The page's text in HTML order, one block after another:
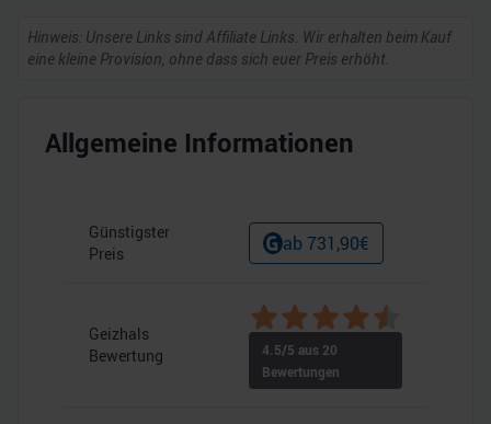
Hinweis: Unsere Links sind Affiliate Links. Wir erhalten beim Kauf
eine kleine Provision, ohne dass sich euer Preis erhöht.
Allgemeine Informationen
Günstigster
Preis
ab 731,90€
Geizhals
Bewertung
4.5/5 aus 20
Bewertungen